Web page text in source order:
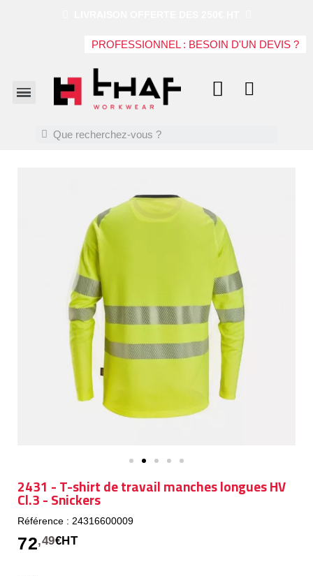
PROFESSIONNEL : BESOIN D'UN DEVIS ?
2431 - T-shirt de travail manches longues HV
Cl.3 - Snickers
Référence : 24316600009
72,49€HT